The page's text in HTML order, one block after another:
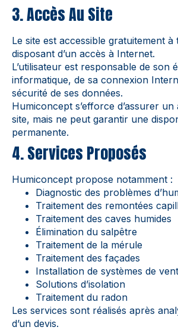
3. Accès Au Site
Le site est accessible gratuitement
disposant d’un accès à Internet.
L’utilisateur est responsable de son
informatique, de sa connexion
sécurité de ses données.
Humiconcept s’efforce d’assurer
site, mais ne peut garantir une
permanente.
4. Services Proposés
Humiconcept propose notamment :
Diagnostic des problèmes
Traitement des remontées
Traitement des caves humides
Élimination du salpêtre
Traitement de la mérule
Traitement des façades
Installation de systèmes de
Solutions d’isolation
Traitement du radon
Les services sont réalisés après
d’un devis.